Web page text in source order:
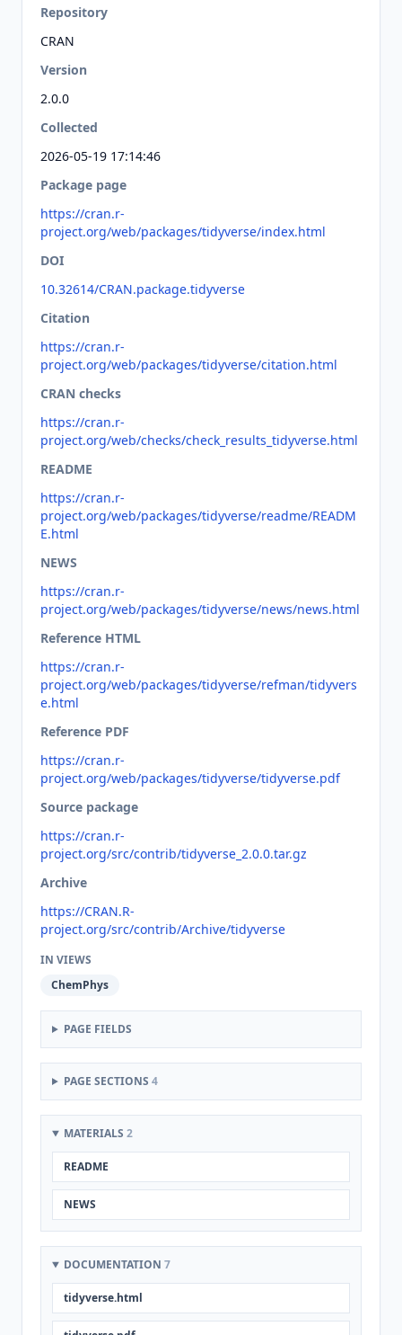
Repository
CRAN
Version
2.0.0
Collected
2026-05-19 17:14:46
Package page
https://cran.r-
project.org/web/packages/tidyverse/index.html
DOI
10.32614/CRAN.package.tidyverse
Citation
https://cran.r-
project.org/web/packages/tidyverse/citation.html
CRAN checks
https://cran.r-
project.org/web/checks/check_results_tidyverse.html
README
https://cran.r-
project.org/web/packages/tidyverse/readme/READM
E.html
NEWS
https://cran.r-
project.org/web/packages/tidyverse/news/news.html
Reference HTML
https://cran.r-
project.org/web/packages/tidyverse/refman/tidyvers
e.html
Reference PDF
https://cran.r-
project.org/web/packages/tidyverse/tidyverse.pdf
Source package
https://cran.r-
project.org/src/contrib/tidyverse_2.0.0.tar.gz
Archive
https://CRAN.R-
project.org/src/contrib/Archive/tidyverse
IN VIEWS
ChemPhys
PAGE FIELDS
PAGE SECTIONS 4
MATERIALS 2
README
NEWS
DOCUMENTATION 7
tidyverse.html